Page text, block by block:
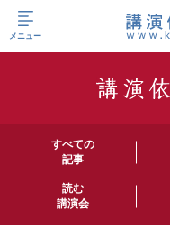
メニュー
すべての
記事
読む
講演会